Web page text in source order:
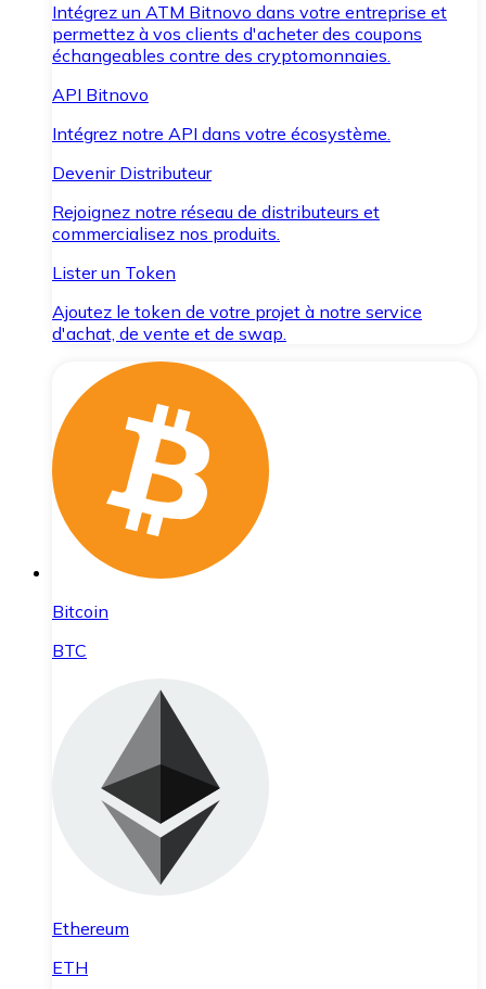
Intégrez un ATM Bitnovo dans votre entreprise et
permettez à vos clients d'acheter des coupons
échangeables contre des cryptomonnaies.
API Bitnovo
Intégrez notre API dans votre écosystème.
Devenir Distributeur
Rejoignez notre réseau de distributeurs et
commercialisez nos produits.
Lister un Token
Ajoutez le token de votre projet à notre service
d'achat, de vente et de swap.
Bitcoin
BTC
Ethereum
ETH